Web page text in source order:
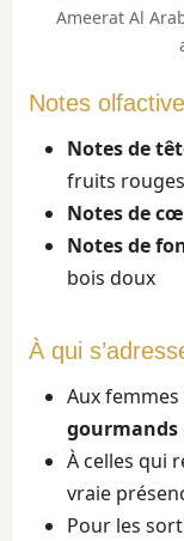
Ameerat Al
Notes
Notes de
fruits
Notes de
Notes de
bois doux
À qui
Aux
gourmands
À celles qui
vraie
Pour les